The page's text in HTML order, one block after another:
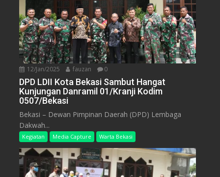
12/Jan/2025 fauzan 0
DPD LDII Kota Bekasi Sambut Hangat
Kunjungan Danramil 01/Kranji Kodim
0507/Bekasi
Bekasi – Dewan Pimpinan Daerah (DPD) Lembaga
Dakwah...
Kegiatan Media Capture Warta Bekasi